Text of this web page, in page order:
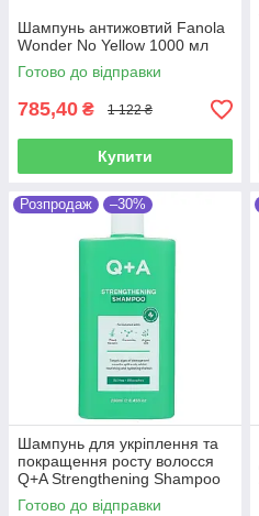
Шампунь антижовтий Fanola
Wonder No Yellow 1000 мл
Готово до відправки
785,40 ₴ 1 122 ₴
Купити
Розпродаж –30%
Шампунь для укріплення та
покращення росту волосся
Q+A Strengthening Shampoo
250 мл
Готово до відправки